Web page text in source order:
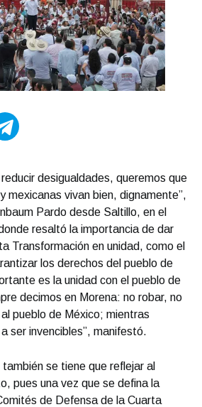
desigualdades, queremos que
mexicanas vivan bien, dignamente’’,
Pardo desde Saltillo, en el
resaltó la importancia de dar
Transformación en unidad, como el
los derechos del pueblo de
es la unidad con el pueblo de
decimos en Morena: no robar, no
pueblo de México; mientras
ser invencibles”, manifestó.
se tiene que reflejar al
pues una vez que se defina la
de Defensa de la Cuarta